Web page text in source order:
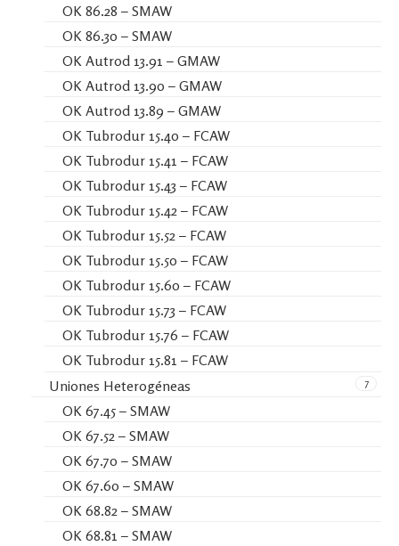
OK 86.28 – SMAW
OK 86.30 – SMAW
OK Autrod 13.91 – GMAW
OK Autrod 13.90 – GMAW
OK Autrod 13.89 – GMAW
OK Tubrodur 15.40 – FCAW
OK Tubrodur 15.41 – FCAW
OK Tubrodur 15.43 – FCAW
OK Tubrodur 15.42 – FCAW
OK Tubrodur 15.52 – FCAW
OK Tubrodur 15.50 – FCAW
OK Tubrodur 15.60 – FCAW
OK Tubrodur 15.73 – FCAW
OK Tubrodur 15.76 – FCAW
OK Tubrodur 15.81 – FCAW
7
Uniones Heterogéneas
OK 67.45 – SMAW
OK 67.52 – SMAW
OK 67.70 – SMAW
OK 67.60 – SMAW
OK 68.82 – SMAW
OK 68.81 – SMAW